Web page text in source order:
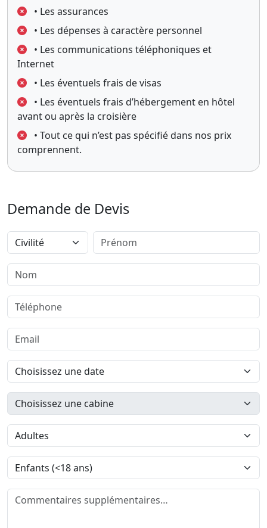
• Les assurances
• Les dépenses à caractère personnel
• Les communications téléphoniques et
Internet
• Les éventuels frais de visas
• Les éventuels frais d’hébergement en hôtel
avant ou après la croisière
• Tout ce qui n’est pas spécifié dans nos prix
comprennent.
Demande de Devis